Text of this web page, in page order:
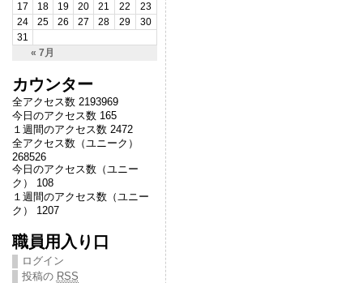
« 7月
17
18 19 20 21 22
23
24
25 26 27 28 29
30
31
カウンター
全アクセス数 2193969
今日のアクセス数 165
１週間のアクセス数 2472
全アクセス数（ユニーク）
268526
今日のアクセス数（ユニー
ク） 108
１週間のアクセス数（ユニー
ク） 1207
職員用入り口
ログイン
投稿の RSS